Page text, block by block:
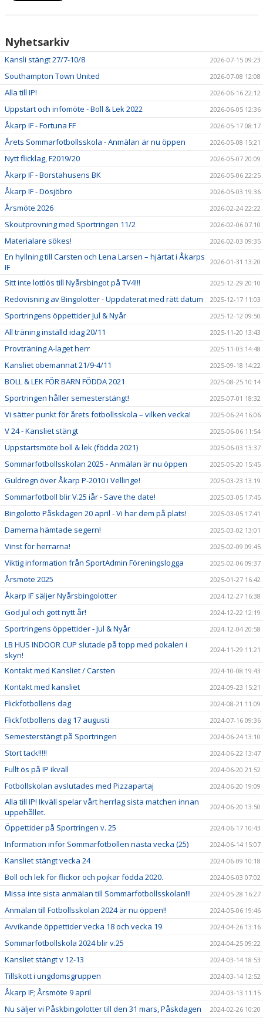
Nyhetsarkiv
Kansli stängt 27/7-10/8 2026-07-15 09:23
Southampton Town United 2026-07-08 12:08
Alla till IP! 2026-06-16 22:12
Uppstart och infomöte - Boll & Lek 2022 2026-06-05 12:36
Åkarp IF - Fortuna FF 2026-05-17 08:17
Årets Sommarfotbollsskola - Anmälan är nu öppen 2026-05-08 15:21
Nytt flicklag, F2019/20 2026-05-07 20:09
Åkarp IF - Borstahusens BK 2026-05-06 22:25
Åkarp IF - Dösjöbro 2026-05-03 19:36
Årsmöte 2026 2026-02-24 22:22
Skoutprovning med Sportringen 11/2 2026-02-06 07:10
Materialare sökes! 2026-02-03 09:35
En hyllning till Carsten och Lena Larsen – hjärtat i Åkarps
IF
2026-01-31 13:20
Sitt inte lottlös till Nyårsbingot på TV4!!! 2025-12-29 20:10
Redovisning av Bingolotter - Uppdaterat med rätt datum 2025-12-17 11:03
Sportringens öppettider Jul & Nyår 2025-12-12 09:50
All träning inställd idag 20/11 2025-11-20 13:43
Provträning A-laget herr 2025-11-03 14:48
Kansliet obemannat 21/9-4/11 2025-09-18 14:22
BOLL & LEK FÖR BARN FÖDDA 2021 2025-08-25 10:14
Sportringen håller semesterstängt! 2025-07-01 18:32
Vi sätter punkt för årets fotbollsskola – vilken vecka! 2025-06-24 16:06
V 24 - Kansliet stängt 2025-06-06 11:54
Uppstartsmöte boll & lek (födda 2021) 2025-06-03 13:37
Sommarfotbollsskolan 2025 - Anmälan är nu öppen 2025-05-20 15:45
Guldregn över Åkarp P-2010 i Vellinge! 2025-03-23 13:19
Sommarfotboll blir V.25 iår - Save the date! 2025-03-05 17:45
Bingolotto Påskdagen 20 april - Vi har dem på plats! 2025-03-05 17:41
Damerna hämtade segern! 2025-03-02 13:01
Vinst för herrarna! 2025-02-09 09:45
Viktig information från SportAdmin Föreningslogga 2025-02-06 09:37
Årsmöte 2025 2025-01-27 16:42
Åkarp IF säljer Nyårsbingolotter 2024-12-27 16:38
God jul och gott nytt år! 2024-12-22 12:19
Sportringens öppettider - Jul & Nyår 2024-12-04 20:58
LB HUS INDOOR CUP slutade på topp med pokalen i
skyn!
2024-11-29 11:21
Kontakt med Kansliet / Carsten 2024-10-08 19:43
Kontakt med kansliet 2024-09-23 15:21
Flickfotbollens dag 2024-08-21 11:09
Flickfotbollens dag 17 augusti 2024-07-16 09:36
Semesterstängt på Sportringen 2024-06-24 13:10
Stort tack!!!!! 2024-06-22 13:47
Fullt ös på IP ikväll 2024-06-20 21:52
Fotbollskolan avslutades med Pizzapartaj 2024-06-20 19:09
Alla till IP! Ikväll spelar vårt herrlag sista matchen innan
uppehållet.
2024-06-20 13:50
Öppettider på Sportringen v. 25 2024-06-17 10:43
Information inför Sommarfotbollen nästa vecka (25) 2024-06-14 15:07
Kansliet stängt vecka 24 2024-06-09 10:18
Boll och lek för flickor och pojkar födda 2020. 2024-06-03 07:02
Missa inte sista anmälan till Sommarfotbollsskolan!!! 2024-05-28 16:27
Anmälan till Fotbollsskolan 2024 är nu öppen!! 2024-05-06 19:46
Avvikande öppettider vecka 18 och vecka 19 2024-04-26 13:16
Sommarfotbollskola 2024 blir v.25 2024-04-25 09:22
Kansliet stängt v 12-13 2024-03-14 18:53
Tillskott i ungdomsgruppen 2024-03-14 12:52
Åkarp IF; Årsmöte 9 april 2024-03-13 11:15
Nu säljer vi Påskbingolotter till den 31 mars, Påskdagen 2024-02-26 10:20